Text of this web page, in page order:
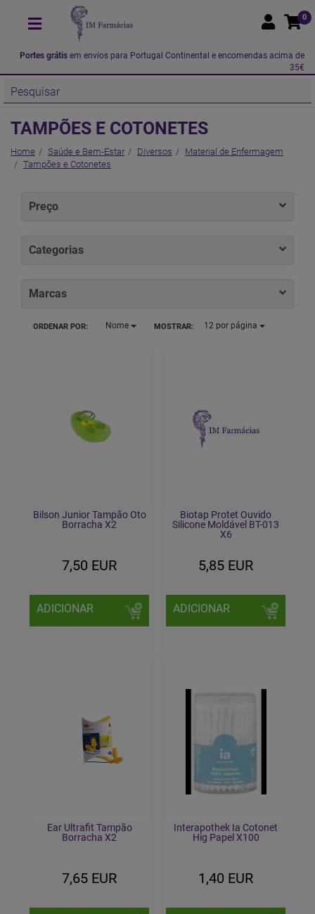
0
Portes grátis em envios para Portugal Continental e encomendas acima de
35€
TAMPÕES E COTONETES
Home Saúde e Bem-Estar Diversos
Material de Enfermagem
Tampões e Cotonetes
Preço
Categorias
Marcas
ORDENAR POR: Nome MOSTRAR: 12por página
Bilson Junior Tampão Oto
Borracha X2
7,50 EUR
ADICIONAR
Biotap Protet Ouvido
Silicone Moldável BT-013
X6
5,85 EUR
ADICIONAR
Ear Ultrafit Tampão
Borracha X2
7,65 EUR
Interapothek Ia Cotonet
Hig Papel X100
1,40 EUR